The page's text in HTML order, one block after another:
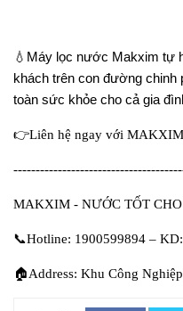
💧 Máy lọc nước Makxim tự
khách trên con đường
toàn sức khỏe cho cả gia
👉Liên hệ ngay với
MAKXIM - NƯỚC TỐT
📞Hotline: 1900599894 –
🏠Address: Khu Công